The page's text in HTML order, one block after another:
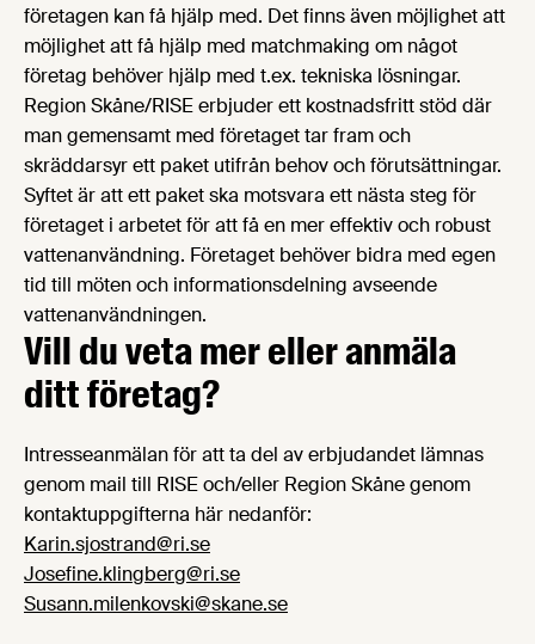
företagen kan få hjälp med. Det finns även möjlighet att
möjlighet att få hjälp med matchmaking om något
företag behöver hjälp med t.ex. tekniska lösningar.
Region Skåne/RISE erbjuder ett kostnadsfritt stöd där
man gemensamt med företaget tar fram och
skräddarsyr ett paket utifrån behov och förutsättningar.
Syftet är att ett paket ska motsvara ett nästa steg för
företaget i arbetet för att få en mer effektiv och robust
vattenanvändning. Företaget behöver bidra med egen
tid till möten och informationsdelning avseende
vattenanvändningen.
Vill du veta mer eller anmäla
ditt företag?
Intresseanmälan för att ta del av erbjudandet lämnas
genom mail till RISE och/eller Region Skåne genom
kontaktuppgifterna här nedanför:
Karin.sjostrand@ri.se
Josefine.klingberg@ri.se
Susann.milenkovski@skane.se